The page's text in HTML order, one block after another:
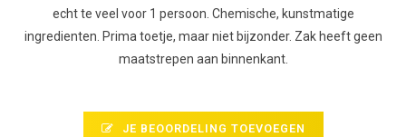
echt te veel voor 1 persoon. Chemische, kunstmatige
ingredienten. Prima toetje, maar niet bijzonder. Zak heeft geen
maatstrepen aan binnenkant.
JE BEOORDELING TOEVOEGEN